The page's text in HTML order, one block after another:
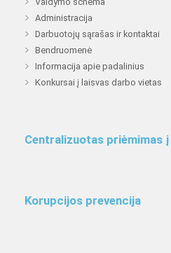
Administracija
Darbuotojų sąrašas ir kontaktai
Bendruomenė
Informacija apie padalinius
Konkursai į laisvas darbo vietas
Centralizuotas priėmimas
Korupcijos prevencija